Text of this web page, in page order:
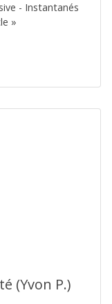
- Instantanés
»
(Yvon P.)